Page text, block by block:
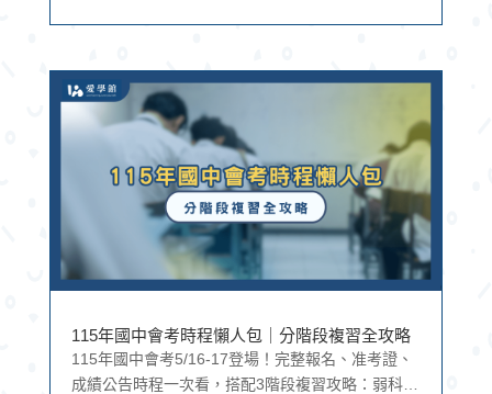
115年國中會考時程懶人包｜分階段複習全攻略
115年國中會考5/16-17登場！完整報名、准考證、
成績公告時程一次看，搭配3階段複習攻略：弱科檢